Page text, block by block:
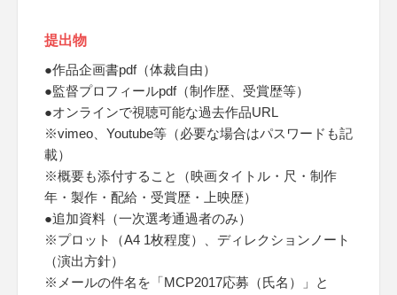
提出物
●作品企画書pdf（体裁自由）
●監督プロフィールpdf（制作歴、受賞歴等）
●オンラインで視聴可能な過去作品URL
※vimeo、Youtube等（必要な場合はパスワードも記
載）
※概要も添付すること（映画タイトル・尺・制作
年・製作・配給・受賞歴・上映歴）
●追加資料（一次選考通過者のみ）
※プロット（A4 1枚程度）、ディレクションノート
（演出方針）
※メールの件名を「MCP2017応募（氏名）」と